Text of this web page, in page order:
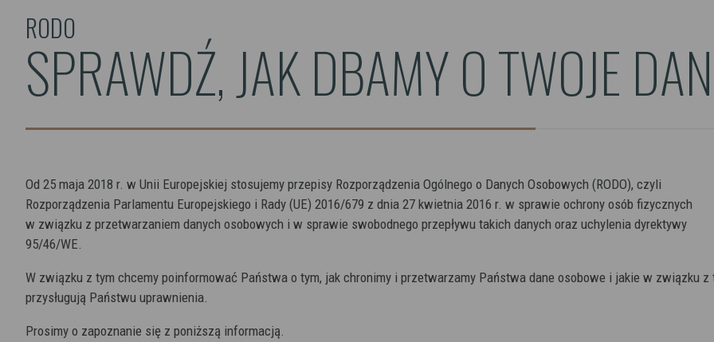
BIELSKO-BIAŁA
RODO
SPRAWDŹ, JAK DBAMY O TWOJE
Od 25 maja 2018 r. w Unii Europejskiej stosujemy przepisy Rozporządzenia Ogólnego o Danych Osobowych (RODO), czyli
Rozporządzenia Parlamentu Europejskiego i Rady (UE) 2016/679 z dnia 27 kwietnia 2016 r. w sprawie ochrony osób fizycznych
w związku z przetwarzaniem danych osobowych i w sprawie swobodnego przepływu takich danych oraz uchylenia dyrektywy
95/46/WE.
W związku z tym chcemy poinformować Państwa o tym, jak chronimy i przetwarzamy Państwa dane osobowe i jakie w związku z
przysługują Państwu uprawnienia.
Prosimy o zapoznanie się z poniższą informacją.